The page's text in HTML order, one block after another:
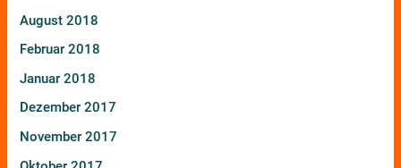
August 2018
Februar 2018
Januar 2018
Dezember 2017
November 2017